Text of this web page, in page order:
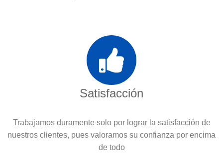
Satisfacción
Trabajamos duramente solo por lograr la satisfacción de
nuestros clientes, pues valoramos su confianza por encima
de todo